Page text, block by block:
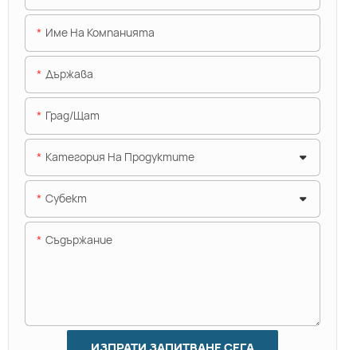
Име На Компанията
Държава
Град/щат
Категория На Продуктите
Субект
Съдържание